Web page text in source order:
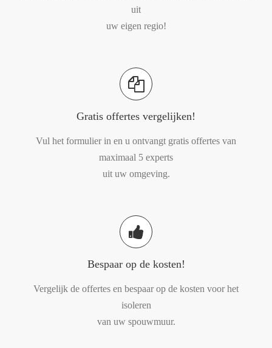
uit
uw eigen regio!
Gratis offertes vergelijken!
Vul het formulier in en u ontvangt gratis offertes van
maximaal 5 experts
uit uw omgeving.
Bespaar op de kosten!
Vergelijk de offertes en bespaar op de kosten voor het
isoleren
van uw spouwmuur.